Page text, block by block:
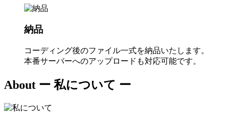
納品
コーディング後のファイル一式を納品いたします。
本番サーバーへのアップロードも対応可能です。
About ー 私について ー